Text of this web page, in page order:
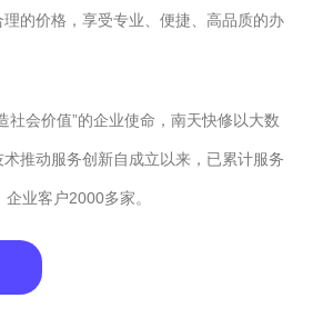
的价格，享受专业、便捷、高品质的办
社会价值”的企业使命，南天快修以大数
推动服务创新自成立以来，已累计服务
业客户2000多家。